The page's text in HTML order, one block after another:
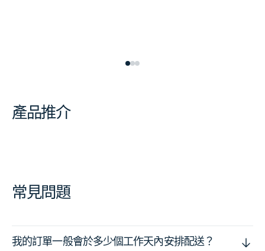
產品推介
常見問題
我的訂單一般會於多少個工作天內安排配送？